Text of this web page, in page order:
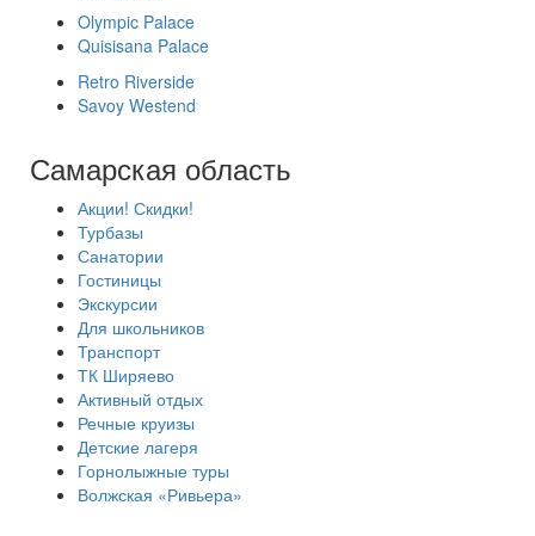
Olympic Palace
Quisisana Palace
Retro Riverside
Savoy Westend
Самарская область
Акции! Скидки!
Турбазы
Санатории
Гостиницы
Экскурсии
Для школьников
Транспорт
ТК Ширяево
Активный отдых
Речные круизы
Детские лагеря
Горнолыжные туры
Волжская «Ривьера»